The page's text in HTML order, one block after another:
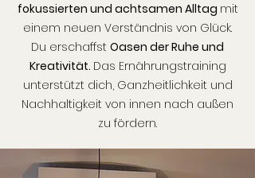
fokussierten und achtsamen Alltag mit
einem neuen Verständnis von Glück.
Du erschaffst Oasen der Ruhe und
Kreativität. Das Ernährungstraining
unterstützt dich, Ganzheitlichkeit und
Nachhaltigkeit von innen nach außen
zu fördern.